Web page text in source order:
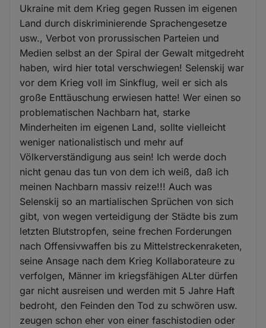
Ukraine mit dem Krieg gegen Russen im eigenen
Land durch diskriminierende Sprachengesetze
usw., Verbot von prorussischen Parteien und
Medien selbst an der Spiral der Gewalt mitgedreht
haben, wird hier total verschwiegen! Selenskij war
vor dem Krieg voll im Sinkflug, weil er sich als
große Enttäuschung erwiesen hatte! Wer einen so
problematischen Nachbarn hat, starke
Minderheiten im eigenen Land, sollte vielleicht
weniger nationalistisch und mehr auf
Völkerverständigung aus sein! Ich werde doch
nicht genau das tun von dem ich weiß, daß ich
meinen Nachbarn massiv reize!!! Auch was
Selenskij so an martialischen Sprüchen von sich
gibt, von wegen verteidigung der Städte bis zum
letzten Blutstropfen, seine frechen Forderungen
nach Offensivwaffen bis zu Mittelstreckenraketen,
seine Ansage nach dem Krieg Kollaborateure zu
verfolgen, Männer im kriegsfähigen ALter dürfen
gar nicht ausreisen und werden mit 5 Jahre Haft
bedroht, den Feinden den Tod zu schwören usw.
zeugen schon eher von einer faschistodien oder